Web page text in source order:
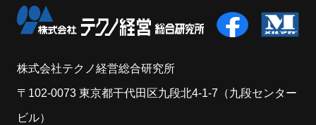
株式会社テクノ経営総合研究所
〒102-0073 東京都干代田区九段北4-1-7（九段センター
ビル）